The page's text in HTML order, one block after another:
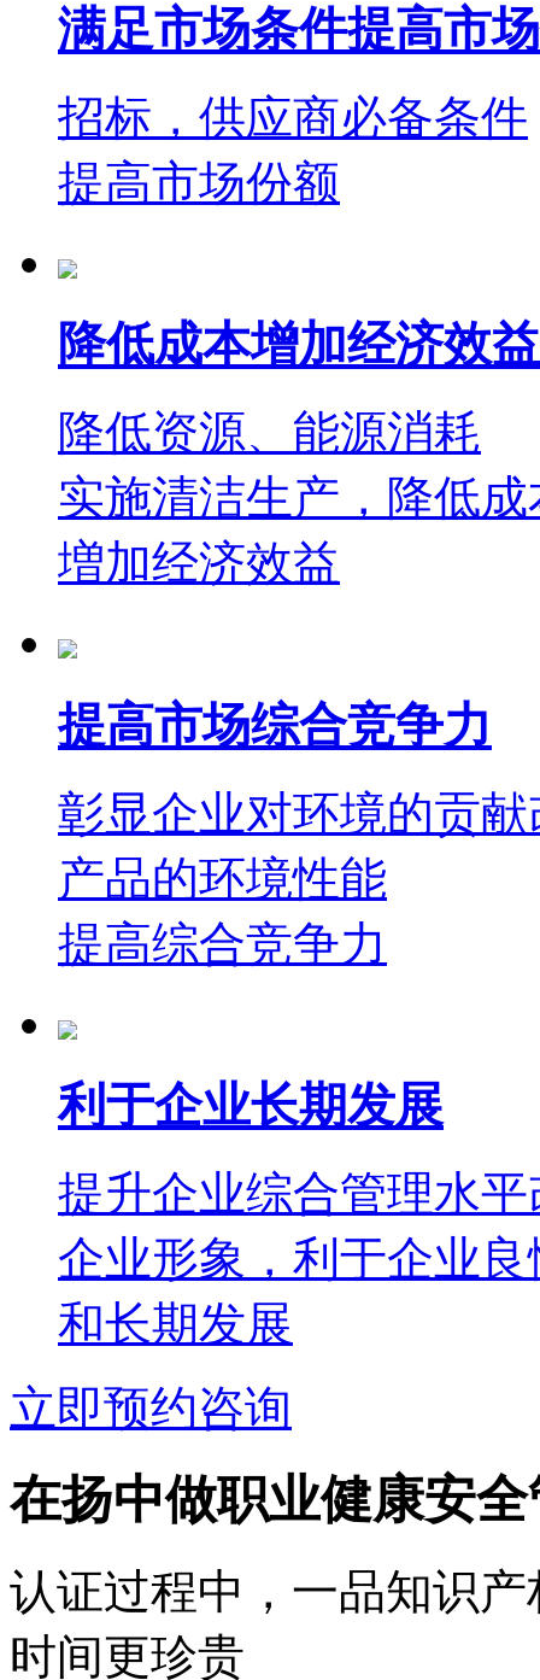
满足市场条件提高市
招标，供应商必备条件
提高市场份额
降低成本增加经济效益
降低资源、能源消耗
实施清洁生产，降低成
増加经济效益
提高市场综合竞争力
彰显企业对环境的贡献
产品的环境性能
提高综合竞争力
利于企业长期发展
提升企业综合管理水平
企业形象，利于企业良
和长期发展
立即预约咨询
在扬中做职业健康安
认证过程中，一品知识
时间更珍贵